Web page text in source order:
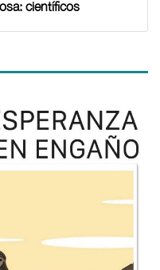
científicos
SUPLEMENTOS